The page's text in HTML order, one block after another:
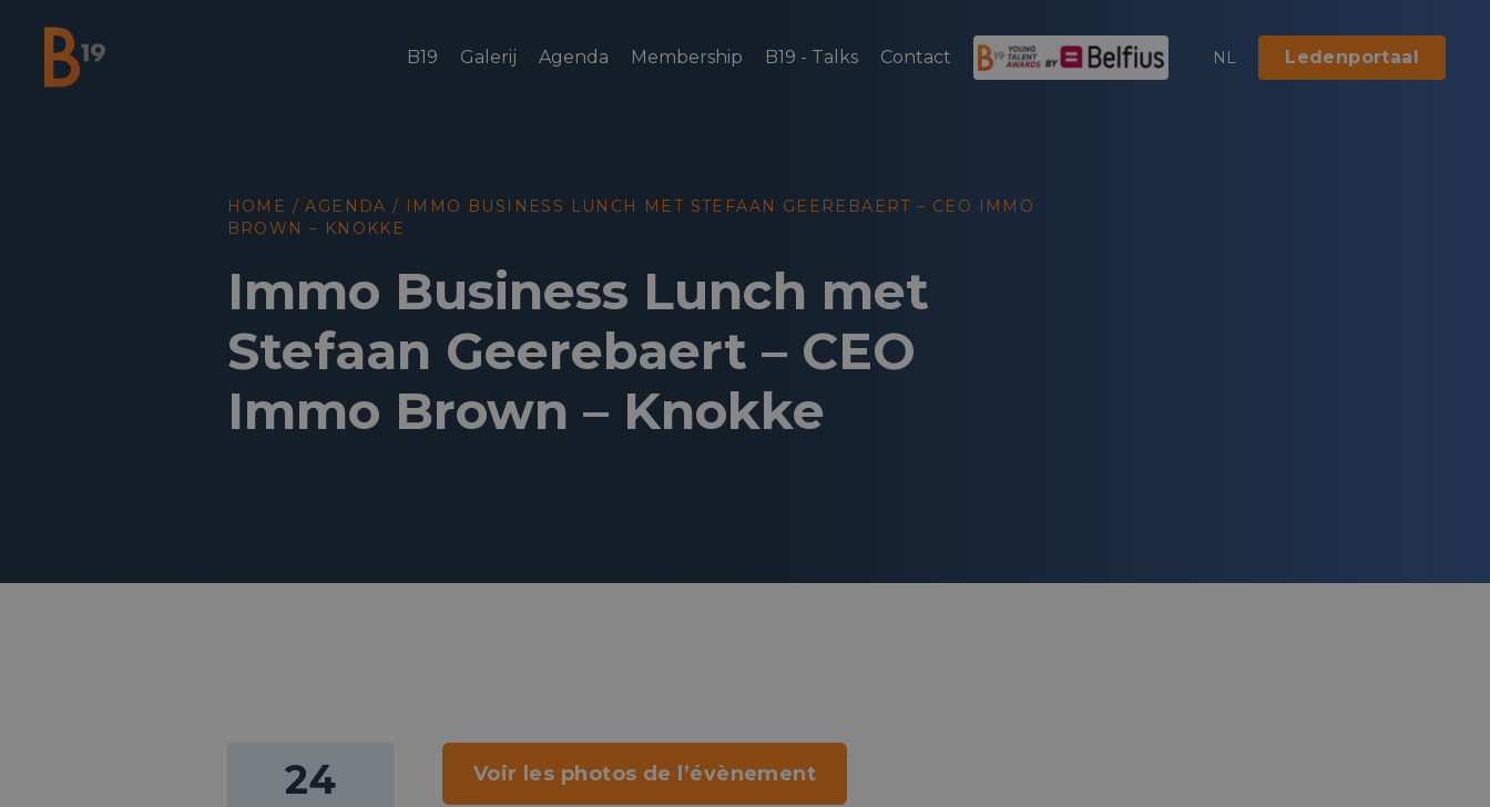
National Business Club & Networking
B19 Galerij Agenda Membership B19 - Talks Contact NL Ledenportaal
HOME /AGENDA / IMMO BUSINESS LUNCH MET STEFAAN GEEREBAERT – CEO IMMO
BROWN – KNOKKE
Immo Business Lunch met
Stefaan Geerebaert – CEO
Immo Brown – Knokke
24 Voir les photos de l’évènement